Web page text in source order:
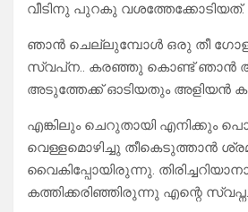
വീടിനു പുറകു വശത്തേക്കോടിയത്.
ഞാൻ ചെല്ലുമ്പോൾ ഒരു തീ
സ്വപ്‌ന.. കരഞ്ഞു കൊണ്ട് ഞാൻ
അടുത്തേക്ക് ഓടിയതും അളിയൻ
എങ്കിലും ചെറുതായി എനിക്കും
വെള്ളമൊഴിച്ചു തീകെടുത്താൻ
വൈകിപ്പോയിരുന്നു.
കത്തിക്കരിഞ്ഞിരുന്നു എന്റെ സ്വപ്ന.